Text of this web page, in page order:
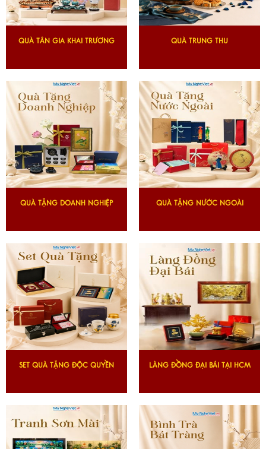
QUÀ TÂN GIA KHAI TRƯƠNG QUÀ TRUNG THU
QUÀ TẶNG DOANH NGHIỆP QUÀ TẶNG NƯỚC NGOÀI
SET QUÀ TẶNG ĐỘC QUYỀN LÀNG ĐỒNG ĐẠI BÁI TẠI HCM